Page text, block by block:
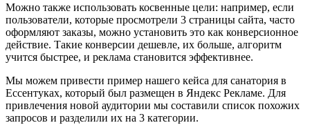
Можно также использовать косвенные цели: например, если
пользователи, которые просмотрели 3 страницы сайта, часто
оформляют заказы, можно установить это как конверсионное
действие. Такие конверсии дешевле, их больше, алгоритм
учится быстрее, и реклама становится эффективнее.
Мы можем привести пример нашего кейса для санатория в
Ессентуках, который был размещен в Яндекс Рекламе. Для
привлечения новой аудитории мы составили список похожих
запросов и разделили их на 3 категории.